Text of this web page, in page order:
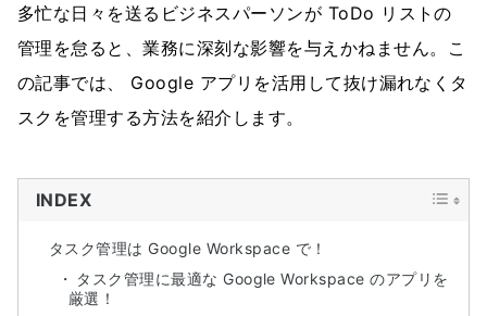
多忙な日々を送るビジネスパーソンが ToDo リストの
管理を怠ると、業務に深刻な影響を与えかねません。こ
の記事では、 Google アプリを活用して抜け漏れなくタ
スクを管理する方法を紹介します。
INDEX
タスク管理は Google Workspace で！
タスク管理に最適な Google Workspace のアプリを
厳選！